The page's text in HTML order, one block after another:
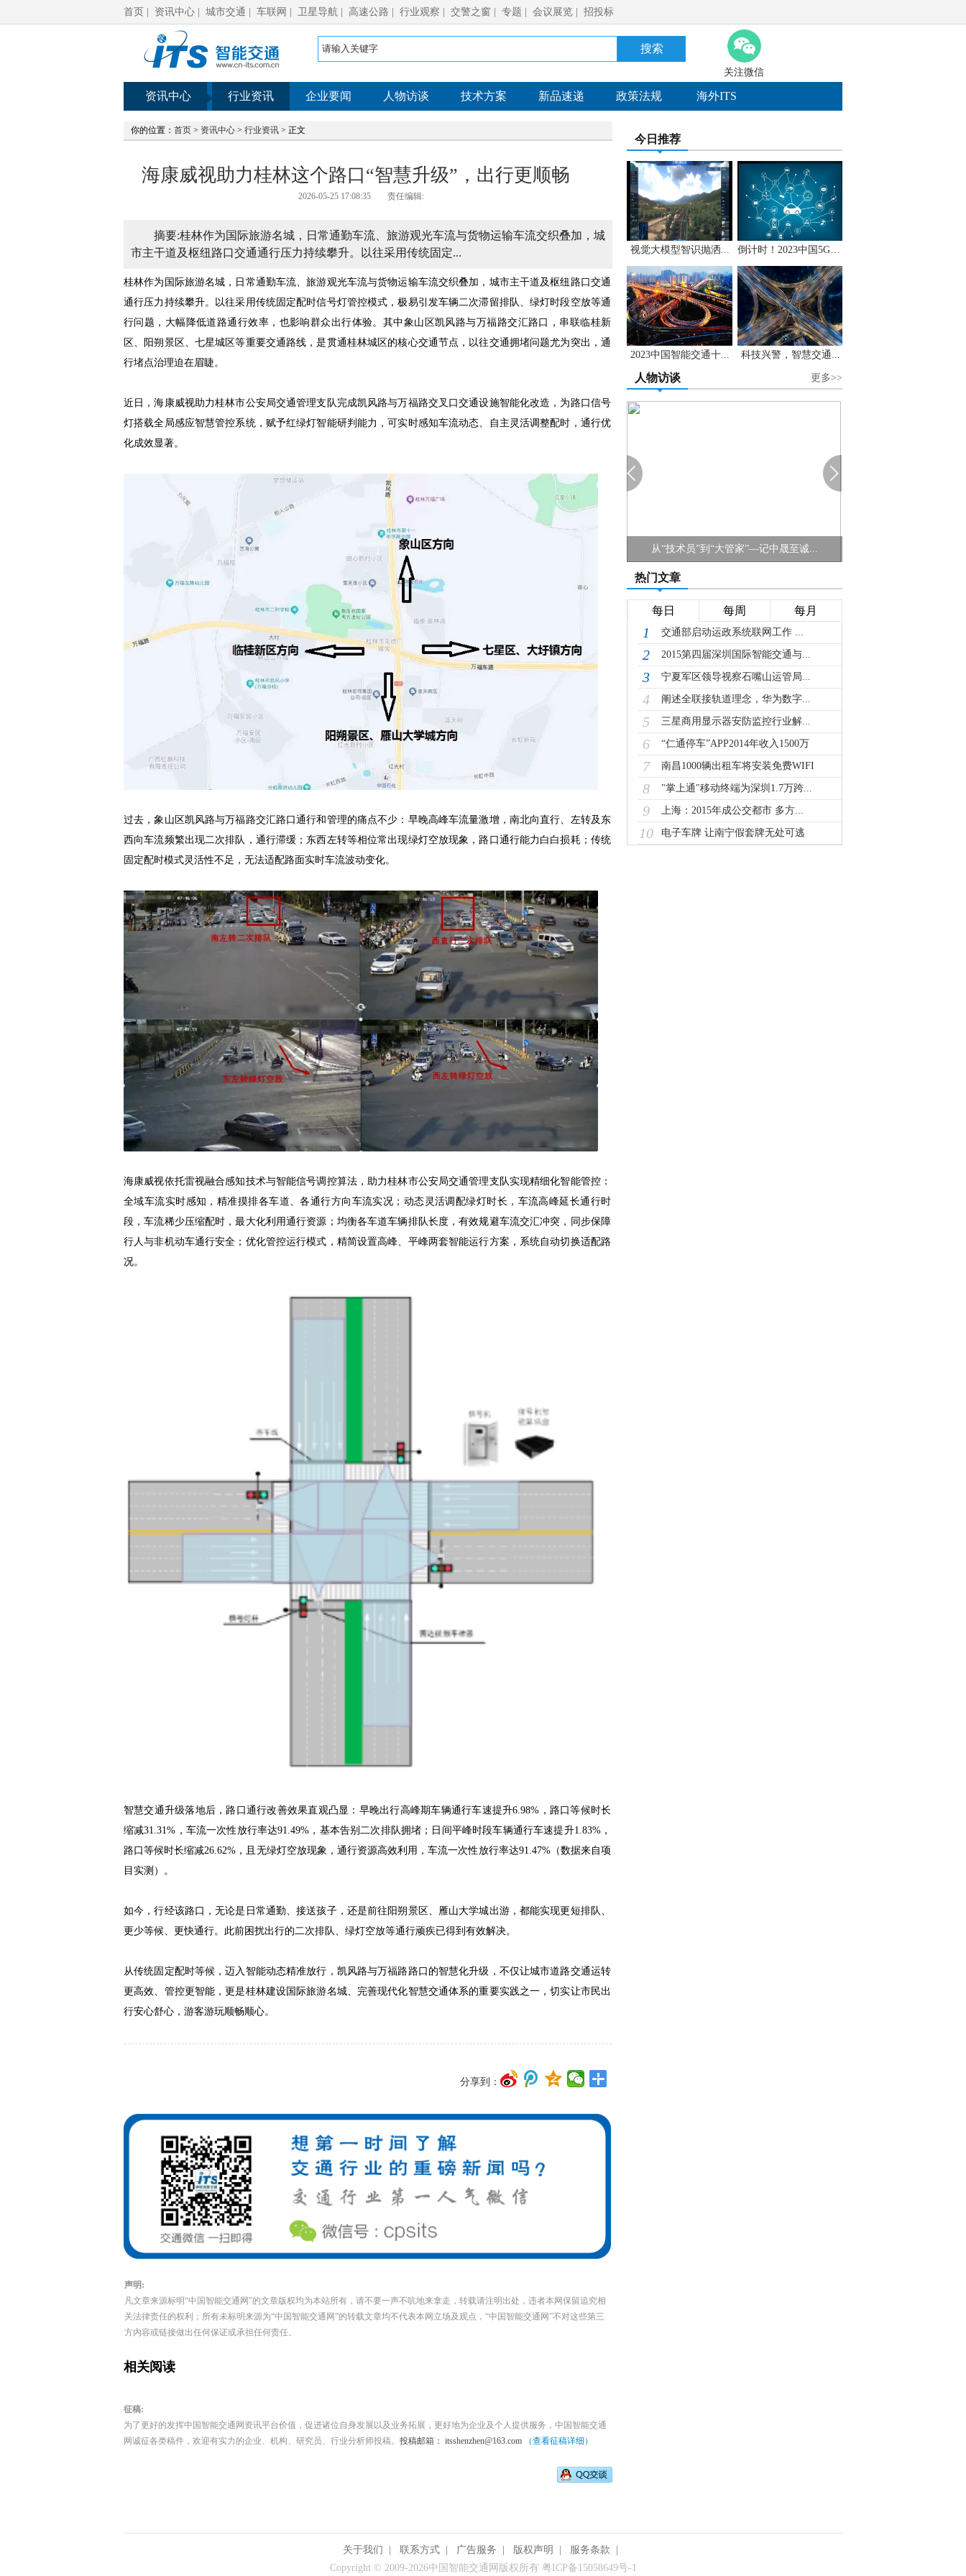
首页 资讯中心 城市交通 车联网 卫星导航 高速公路 行业观察 交警之窗 专题 会议展览 招投标
搜索
关注微信
资讯中心 行业资讯 企业要闻 人物访谈 技术方案 新品速递 政策法规 海外ITS
你的位置： 首页 > 资讯中心 > 行业资讯 > 正文
海康威视助力桂林这个路口“智慧升级”，出行更顺畅
2026-05-25 17:08:35 责任编辑:
摘要:桂林作为国际旅游名城，日常通勤车流、旅游观光车流与货物运输车流交织叠加，城
市主干道及枢纽路口交通通行压力持续攀升。以往采用传统固定...
桂林作为国际旅游名城，日常通勤车流、旅游观光车流与货物运输车流交织叠加，城市主干道及枢纽路口交通
通行压力持续攀升。以往采用传统固定配时信号灯管控模式，极易引发车辆二次滞留排队、绿灯时段空放等通
行问题，大幅降低道路通行效率，也影响群众出行体验。其中象山区凯风路与万福路交汇路口，串联临桂新
区、阳朔景区、七星城区等重要交通路线，是贯通桂林城区的核心交通节点，以往交通拥堵问题尤为突出，通
行堵点治理迫在眉睫。
近日，海康威视助力桂林市公安局交通管理支队完成凯风路与万福路交叉口交通设施智能化改造，为路口信号
灯搭载全局感应智慧管控系统，赋予红绿灯智能研判能力，可实时感知车流动态、自主灵活调整配时，通行优
化成效显著。
过去，象山区凯风路与万福路交汇路口通行和管理的痛点不少：早晚高峰车流量激增，南北向直行、左转及东
西向车流频繁出现二次排队，通行滞缓；东西左转等相位常出现绿灯空放现象，路口通行能力白白损耗；传统
固定配时模式灵活性不足，无法适配路面实时车流波动变化。
海康威视依托雷视融合感知技术与智能信号调控算法，助力桂林市公安局交通管理支队实现精细化智能管控：
全域车流实时感知，精准摸排各车道、各通行方向车流实况；动态灵活调配绿灯时长，车流高峰延长通行时
段，车流稀少压缩配时，最大化利用通行资源；均衡各车道车辆排队长度，有效规避车流交汇冲突，同步保障
行人与非机动车通行安全；优化管控运行模式，精简设置高峰、平峰两套智能运行方案，系统自动切换适配路
况。
智慧交通升级落地后，路口通行改善效果直观凸显：早晚出行高峰期车辆通行车速提升6.98%，路口等候时长
缩减31.31%，车流一次性放行率达91.49%，基本告别二次排队拥堵；日间平峰时段车辆通行车速提升1.83%，
路口等候时长缩减26.62%，且无绿灯空放现象，通行资源高效利用，车流一次性放行率达91.47%（数据来自项
目实测）。
如今，行经该路口，无论是日常通勤、接送孩子，还是前往阳朔景区、雁山大学城出游，都能实现更短排队、
更少等候、更快通行。此前困扰出行的二次排队、绿灯空放等通行顽疾已得到有效解决。
从传统固定配时等候，迈入智能动态精准放行，凯风路与万福路路口的智慧化升级，不仅让城市道路交通运转
更高效、管控更智能，更是桂林建设国际旅游名城、完善现代化智慧交通体系的重要实践之一，切实让市民出
行安心舒心，游客游玩顺畅顺心。
分享到：
声明:
凡文章来源标明“中国智能交通网”的文章版权均为本站所有，请不要一声不吭地来拿走，转载请注明出处，违者本网保留追究相
关法律责任的权利；所有未标明来源为“中国智能交通网”的转载文章均不代表本网立场及观点，“中国智能交通网”不对这些第三
方内容或链接做出任何保证或承担任何责任。
相关阅读
征稿:
为了更好的发挥中国智能交通网资讯平台价值，促进诸位自身发展以及业务拓展，更好地为企业及个人提供服务，中国智能交通
网诚征各类稿件，欢迎有实力的企业、机构、研究员、行业分析师投稿。 投稿邮箱： itsshenzhen@163.com （查看征稿详细）
今日推荐
视觉大模型智识抛洒... 倒计时！2023中国5G+...
2023中国智能交通十... 科技兴警，智慧交通...
人物访谈 更多>>
杨金才：民营企业撑起无人机和低空经济... HIMA任命Sella Controls销售负责人为全... 从“技术员”到“大管家”—记中晟至诚...
热门文章
每日 每周 每月
1 交通部启动运政系统联网工作 ...
2 2015第四届深圳国际智能交通与...
3 宁夏军区领导视察石嘴山运管局...
4 阐述全联接轨道理念，华为数字...
5 三星商用显示器安防监控行业解...
6 “仁通停车”APP2014年收入1500万
7 南昌1000辆出租车将安装免费WIFI
8 "掌上通"移动终端为深圳1.7万跨...
9 上海：2015年成公交都市 多方...
10 电子车牌 让南宁假套牌无处可逃
关于我们 联系方式| 广告服务 版权声明 服务条款
Copyright © 2009-2026中国智能交通网版权所有 粤ICP备15058649号-1